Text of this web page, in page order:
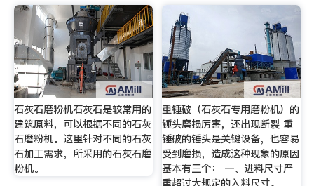
石灰石磨粉机石灰石是较常用的
建筑原料，可以根据不同的石灰
石磨粉机。这里针对不同的石灰
石加工需求，所采用的石灰石磨
粉机。
重锤破（石灰石专用磨粉机）的
锤头磨损厉害，还出现断裂 重
锤破的锤头是关键设备，也容易
受到磨损，造成这种现象的原因
基本有三个： 一、进料尺寸严